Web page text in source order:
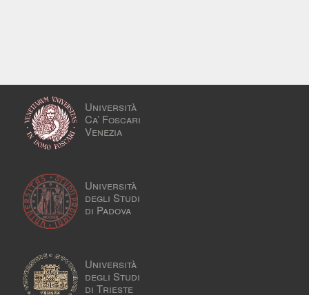
Università
Ca’ Foscari
Venezia
Università
degli Studi
di Padova
Università
degli Studi
di Trieste